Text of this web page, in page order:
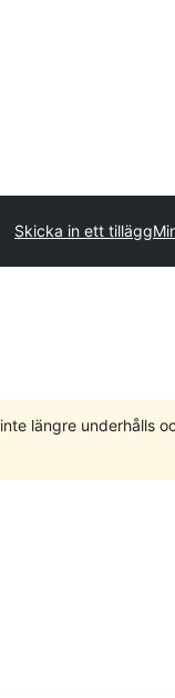
Skicka in ett tillägg
längre underhålls